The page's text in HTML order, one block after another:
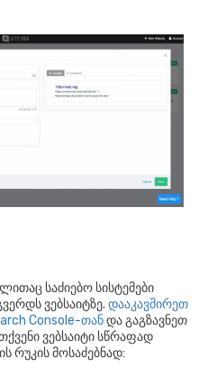
საძიებო სისტემები
ვებსაიტზე. დააკავშირეთ
Console-თანდა გაგზავნეთ
ვებსაიტი სწრაფად
რუკის მოსაძებნად: